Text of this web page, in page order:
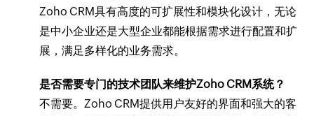
Zoho CRM具有高度的可扩展性和模块化设计，无论
是中小企业还是大型企业都能根据需求进行配置和扩
展，满足多样化的业务需求。
是否需要专门的技术团队来维护Zoho CRM系统？
不需要。Zoho CRM提供用户友好的界面和强大的客